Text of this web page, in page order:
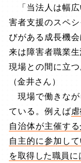
「当法人は幅広
害者支援のスペ
びがある成長機
来は障害者職業
現場との間に立
（金井さん）
現場で働きなが
ている。例えば
自治体が主催す
自主的に参加し
を取得した職員